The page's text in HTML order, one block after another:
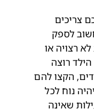
אינכם צריכים
להיכנע לכל דרישה, ויחד עם זאת, חשוב לספק
אלטרנטיבה והסחת דעת להתנהגות לא רצויה או
תשובה שלילית שלכם. לדוגמה, אם הילד רוצה
להתרוצץ דווקא לידכם כשאתם עובדים, הקצו להם
שטח אחר בבית בו יוכלו לשהות, שיהיה נוח לכל
הצדדים. כמובן שאם הם עושים פעילות שאינה